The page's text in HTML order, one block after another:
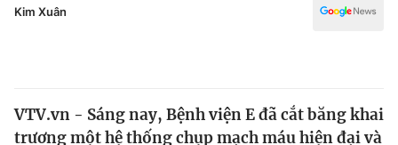
Kim Xuân
VTV.vn - Sáng nay, Bệnh viện E đã cắt băng khai
trương một hệ thống chụp mạch máu hiện đại và